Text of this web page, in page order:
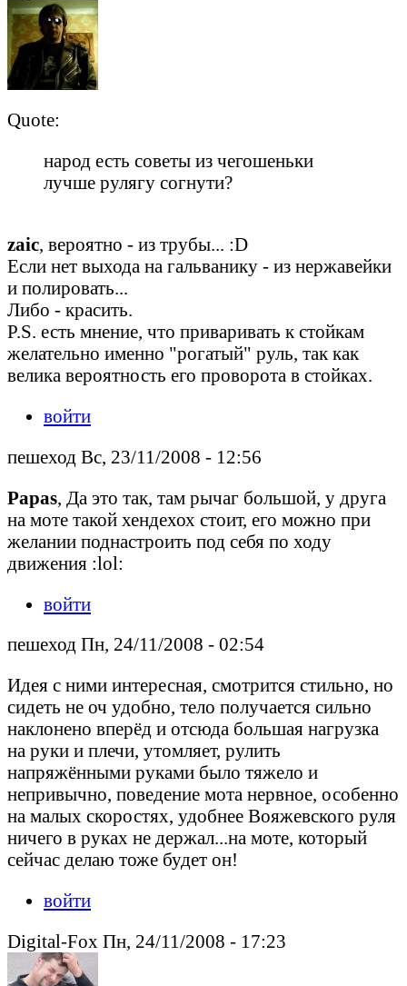
Quote:
народ есть советы из чегошеньки
лучше рулягу согнути?
zaic, вероятно - из трубы... :D
Если нет выхода на гальванику - из нержавейки
и полировать...
Либо - красить.
P.S. есть мнение, что приваривать к стойкам
желательно именно "рогатый" руль, так как
велика вероятность его проворота в стойках.
войти
пешеход Вс, 23/11/2008 - 12:56
Papas, Да это так, там рычаг большой, у друга
на моте такой хендехох стоит, его можно при
желании поднастроить под себя по ходу
движения :lol:
войти
пешеход Пн, 24/11/2008 - 02:54
Идея с ними интересная, смотрится стильно, но
сидеть не оч удобно, тело получается сильно
наклонено вперёд и отсюда большая нагрузка
на руки и плечи, утомляет, рулить
напряжёнными руками было тяжело и
непривычно, поведение мота нервное, особенно
на малых скоростях, удобнее Вояжевского руля
ничего в руках не держал...на моте, который
сейчас делаю тоже будет он!
войти
Digital-Fox Пн, 24/11/2008 - 17:23